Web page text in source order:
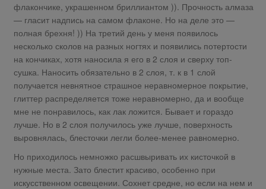
флакончике, украшенном бриллиантом )). Прочность алмаза
— гласит надпись на самом флаконе. Но на деле это —
полная брехня! )) На третий день у меня появилось
несколько сколов на разных ногтях и появились потертости
на кончиках, хотя наносила я его в 2 слоя и сверху топ-
сушка. Наносить обязательно в 2 слоя, т. к в 1 слой
получается невнятное страшное неравномерное покрытие,
глиттер распределяется тоже неравномерно, да и вообще
мне не понравилось, как лак ложится. Бывает и гораздо
лучше. Но в 2 слоя получилось уже лучше, поверхность
выровнялась, блесточки легли более-менее равномерно.
Но приходилось немножко расшвыривать их кисточкой в
нужные места. Зато блестит красиво, особенно при
искусственном освещении. Сохнет средне, но если на нем и